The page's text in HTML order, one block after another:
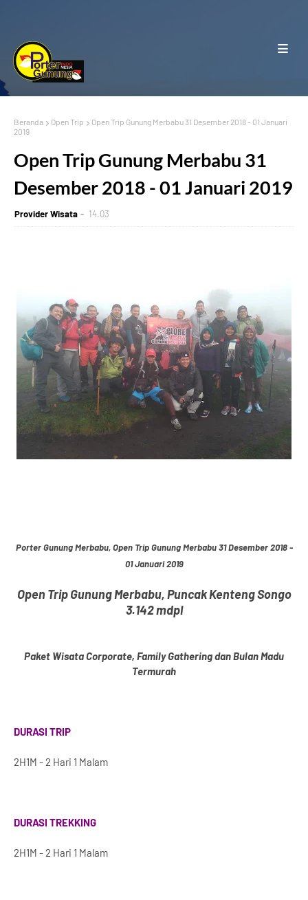
Beranda Open Trip
Open Trip Gunung Merbabu 31 Desember 2018 - 01 Januari
2019
Open Trip Gunung Merbabu 31
Desember 2018 - 01 Januari 2019
Provider Wisata 14.03
Porter Gunung Merbabu, Open Trip Gunung Merbabu 31 Desember 2018 -
01 Januari 2019
Open Trip Gunung Merbabu, Puncak Kenteng Songo
3.142 mdpl
Paket Wisata Corporate, Family Gathering dan Bulan Madu
Termurah
DURASI TRIP
2H1M - 2 Hari 1 Malam
DURASI TREKKING
2H1M - 2 Hari 1 Malam